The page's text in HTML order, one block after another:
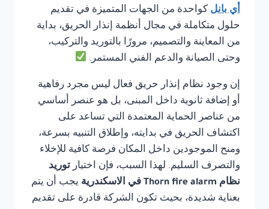
أي بانل كواحدة من الجهات المتميزة في تقديم
حلول متكاملة في مجال أنظمة إنذار الحريق، بداية
من المعاينة والتصميم، مرورًا بالتوريد والتركيب،
وحتى الصيانة والدعم الفني المستمر.
إن وجود نظام إنذار حريق فعال ليس مجرد رفاهية
أو إضافة ثانوية داخل المبنى، بل هو عنصر أساسي
من عناصر الحماية المعتمدة التي تساعد على
اكتشاف الحريق في بدايته، وإطلاق التنبيه بسرعة،
ومنح الموجودين داخل المكان فرصة كافية للإخلاء
والتصرف السليم. لهذا السبب، فإن اختيار توريد
نظام Thorn fire alarm في الاسكندرية
يجب أن يتم
بعناية شديدة، بحيث تكون الشركة قادرة على تقديم